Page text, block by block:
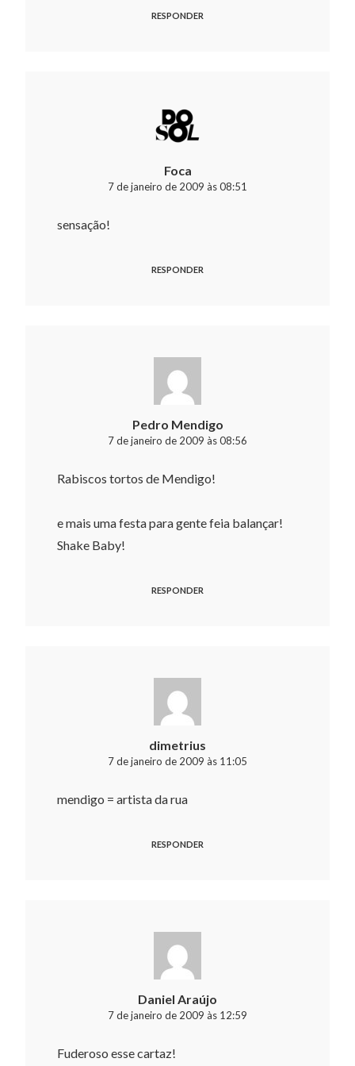
RESPONDER
Foca
7 de janeiro de 2009 às 08:51
sensação!
RESPONDER
Pedro Mendigo
7 de janeiro de 2009 às 08:56
Rabiscos tortos de Mendigo!
e mais uma festa para gente feia balançar!
Shake Baby!
RESPONDER
dimetrius
7 de janeiro de 2009 às 11:05
mendigo = artista da rua
RESPONDER
Daniel Araújo
7 de janeiro de 2009 às 12:59
Fuderoso esse cartaz!